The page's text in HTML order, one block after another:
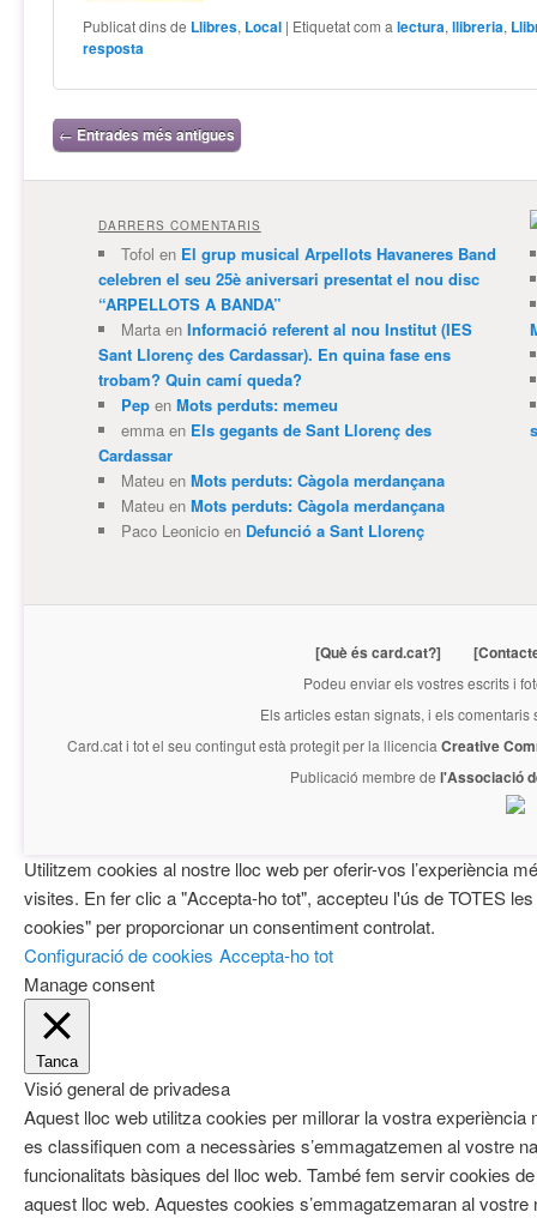
Publicat dins de Llibres, Local | Etiquetat com a lectura,llibreria,
resposta
Navegació per les entrades
← Entrades més antigues
DARRERS COMENTARIS
Tofol en El grup musical Arpellots Havaneres Band
celebren el seu 25è aniversari presentat el nou disc
“ARPELLOTS A BANDA”
Martaen Informació referent al nou Institut (IES
Sant Llorenç des Cardassar). En quina fase ens
trobam? Quin camí queda?
Pepen Mots perduts: memeu
emmaen Els gegants de Sant Llorenç des
Cardassar
Mateuen Mots perduts: Càgola merdançana
Mateuen Mots perduts: Càgola merdançana
Paco Leonicioen Defunció a Sant Llorenç
[Què és card.cat?]
Podeu enviar els vostres escrits i
Els articles estan signats, i els
Card.cati tot el seu contingut està protegit per la llicencia Creative
Publicació membre de l'Associació
Utilitzem cookies al nostre lloc web per oferir-vos l’experiència
visites. En fer clic a "Accepta-ho tot", accepteu l'ús de TOTES
cookies" per proporcionar un consentiment controlat.
Configuració de cookies Accepta-ho tot
Manage consent
Tanca
Visió general de privadesa
Aquest lloc web utilitza cookies per millorar la vostra
es classifiquen com a necessàries s’emmagatzemen al vostre
funcionalitats bàsiques del lloc web. També fem servir cookies
aquest lloc web. Aquestes cookies s’emmagatzemaran al